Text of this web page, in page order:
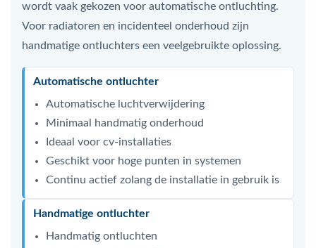
wordt vaak gekozen voor automatische ontluchting.
Voor radiatoren en incidenteel onderhoud zijn
handmatige ontluchters een veelgebruikte oplossing.
Automatische ontluchter
Automatische luchtverwijdering
Minimaal handmatig onderhoud
Ideaal voor cv-installaties
Geschikt voor hoge punten in systemen
Continu actief zolang de installatie in gebruik is
Handmatige ontluchter
Handmatig ontluchten